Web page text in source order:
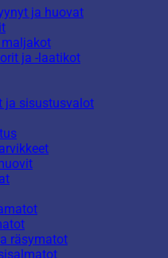
ja huovat
ja -laatikot
ja sisustusvalot
räsymatot